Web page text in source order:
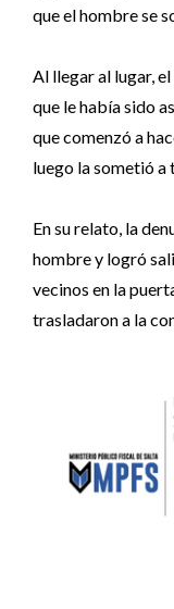
que el hombre se
Al llegar al lugar,
que le había sido
que comenzó a
luego la sometió a
En su relato, la
hombre y logró
vecinos en la
trasladaron a la